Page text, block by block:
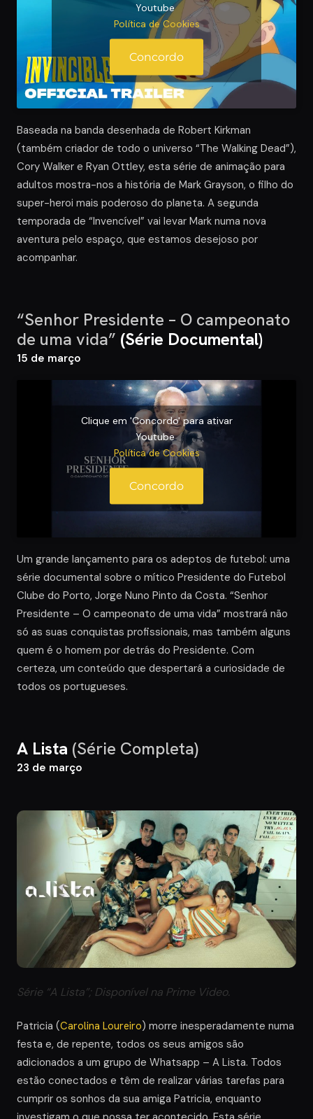
Youtube
Política de Cookies
Concordo
Baseada na banda desenhada de Robert Kirkman
(também criador de todo o universo “The Walking Dead”),
Cory Walker e Ryan Ottley, esta série de animação para
adultos mostra-nos a história de Mark Grayson, o filho do
super-heroi mais poderoso do planeta. A segunda
temporada de “Invencível” vai levar Mark numa nova
aventura pelo espaço, que estamos desejoso por
acompanhar.
“Senhor Presidente – O campeonato
de uma vida” (Série Documental)
15 de março
Clique em 'Concordo' para ativar
Youtube
Política de Cookies
Concordo
Um grande lançamento para os adeptos de futebol: uma
série documental sobre o mítico Presidente do Futebol
Clube do Porto, Jorge Nuno Pinto da Costa. “Senhor
Presidente – O campeonato de uma vida” mostrará não
só as suas conquistas profissionais, mas também alguns
quem é o homem por detrás do Presidente. Com
certeza, um conteúdo que despertará a curiosidade de
todos os portugueses.
A Lista (Série Completa)
23 de março
Série “A Lista”; Disponível na Prime Video.
Patricia (Carolina Loureiro) morre inesperadamente numa
festa e, de repente, todos os seus amigos são
adicionados a um grupo de Whatsapp – A Lista. Todos
estão conectados e têm de realizar várias tarefas para
cumprir os sonhos da sua amiga Patricia, enquanto